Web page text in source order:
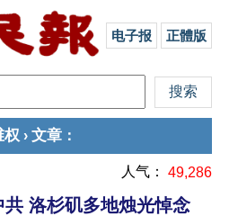
电子报 正體版
权 › 文章 ：
人气： 49,286
洛杉矶多地烛光悼念